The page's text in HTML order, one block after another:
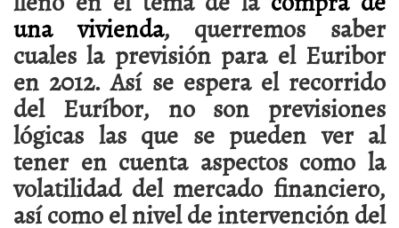
una vivienda, querremos saber
cuales la previsión para el Euribor
en 2012. Así se espera el recorrido
del Euríbor, no son previsiones
lógicas las que se pueden ver al
tener en cuenta aspectos como la
volatilidad del mercado financiero,
así como el nivel de intervención del